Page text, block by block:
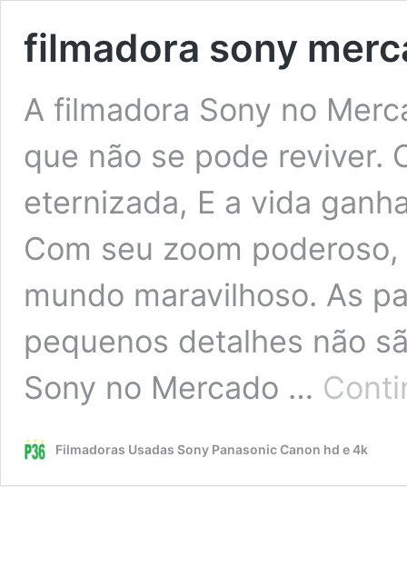
filmadora sony
A filmadora Sony no
que não se pode reviver.
eternizada, E a vida
Com seu zoom
mundo maravilhoso. As
pequenos detalhes não
Sony no Mercado …
Filmadoras Usadas Sony Panasonic Canon hd e 4k